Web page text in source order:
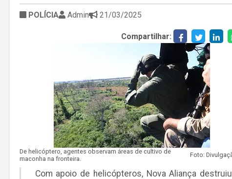
POLÍCIA Admin 21/03/2025
Compartilhar:
De helicóptero, agentes observam áreas de cultivo de
maconha na fronteira.
Com apoio de helicópteros, Nova Aliança destruiu